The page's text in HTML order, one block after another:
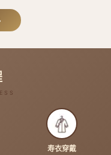
寿衣穿戴